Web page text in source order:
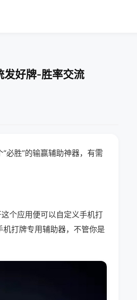
发好牌-胜率交流
必胜”的输赢辅助神器，有需
个应用便可以自定义手机打
打牌专用辅助器，不管你是